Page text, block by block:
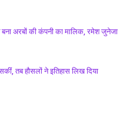
अरबों की कंपनी का मालिक, रमेश जुनेजा
तब हौसलों ने इतिहास लिख दिया